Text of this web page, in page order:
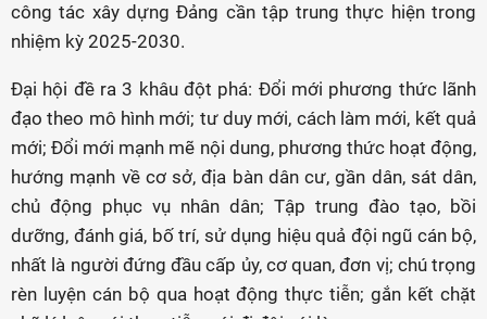
công tác xây dựng Đảng cần tập trung thực hiện trong
nhiệm kỳ 2025-2030.
Đại hội đề ra 3 khâu đột phá: Đổi mới phương thức lãnh
đạo theo mô hình mới; tư duy mới, cách làm mới, kết quả
mới; Đổi mới mạnh mẽ nội dung, phương thức hoạt động,
hướng mạnh về cơ sở, địa bàn dân cư, gần dân, sát dân,
chủ động phục vụ nhân dân; Tập trung đào tạo, bồi
dưỡng, đánh giá, bố trí, sử dụng hiệu quả đội ngũ cán bộ,
nhất là người đứng đầu cấp ủy, cơ quan, đơn vị; chú trọng
rèn luyện cán bộ qua hoạt động thực tiễn; gắn kết chặt